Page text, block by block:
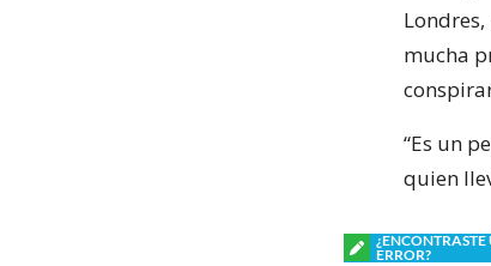
mucha
“Es un
quien
¿ENCONTRASTE
ERROR?